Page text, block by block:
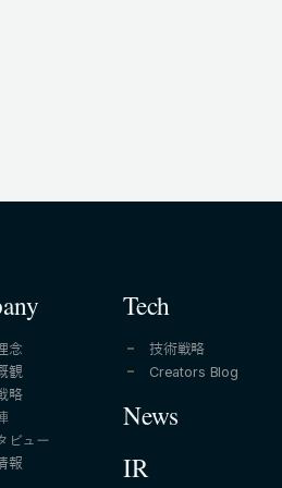
念
観
略
ビュー
報
Tech
技術戦略
Creators Blog
News
IR